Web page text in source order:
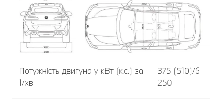
Потужність двигуна у кВт (к.с.) за
1/хв
375 (510)/6
250